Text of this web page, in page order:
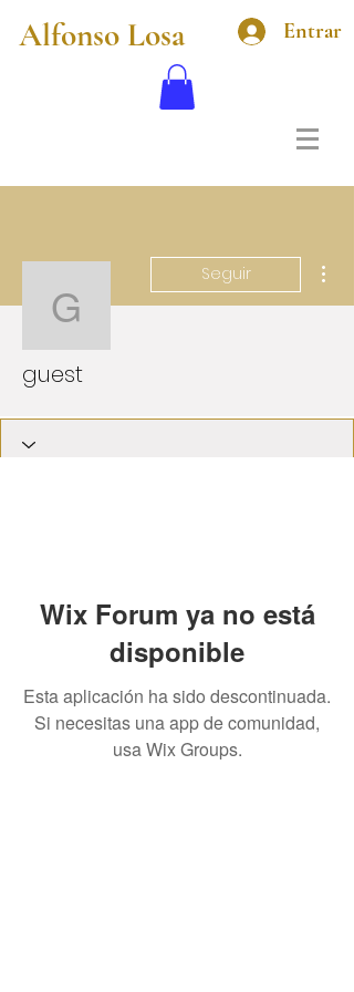
Alfonso Losa Entrar
guest
Seguir
guest
Wix Forum ya no está
disponible
Esta aplicación ha sido descontinuada.
Si necesitas una app de comunidad,
usa Wix Groups.